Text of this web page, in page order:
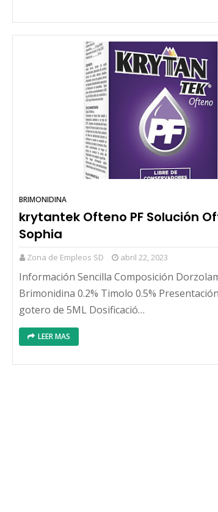
BRIMONIDINA
krytantek Ofteno PF Solución
Sophia
Zona de Empleos SD abril 22, 2023
Información Sencilla Composición
Brimonidina 0.2% Timolo 0.5%
gotero de 5ML Dosificació…
LEER MAS